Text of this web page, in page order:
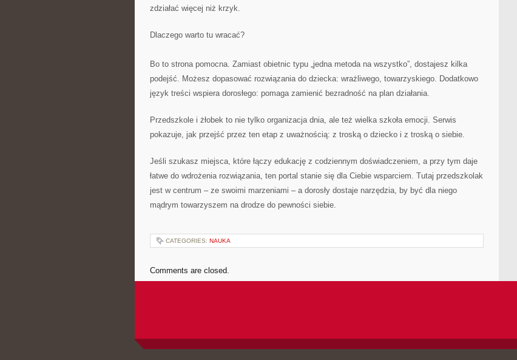
zdziałać więcej niż krzyk.
Dlaczego warto tu wracać?
Bo to strona pomocna. Zamiast obietnic typu „jedna metoda na wszystko”, dostajesz kilka
podejść. Możesz dopasować rozwiązania do dziecka: wrażliwego, towarzyskiego. Dodatkowo
język treści wspiera dorosłego: pomaga zamienić bezradność na plan działania.
Przedszkole i żłobek to nie tylko organizacja dnia, ale też wielka szkoła emocji. Serwis
pokazuje, jak przejść przez ten etap z uważnością: z troską o dziecko i z troską o siebie.
Jeśli szukasz miejsca, które łączy edukację z codziennym doświadczeniem, a przy tym daje
łatwe do wdrożenia rozwiązania, ten portal stanie się dla Ciebie wsparciem. Tutaj przedszkolak
jest w centrum – ze swoimi marzeniami – a dorosły dostaje narzędzia, by być dla niego
mądrym towarzyszem na drodze do pewności siebie.
CATEGORIES: NAUKA
Comments are closed.